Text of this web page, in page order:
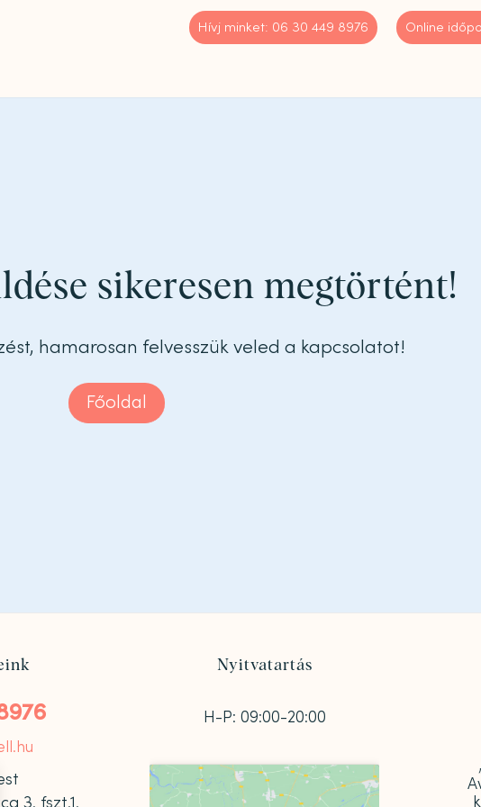
Hívj minket: 06 30 449 8976 Online
sikeresen megtörtént!
hamarosan felvesszük veled a kapcsolatot!
Főoldal
3. fszt.1.
Nyitvatartás
H-P: 09:00-20:00